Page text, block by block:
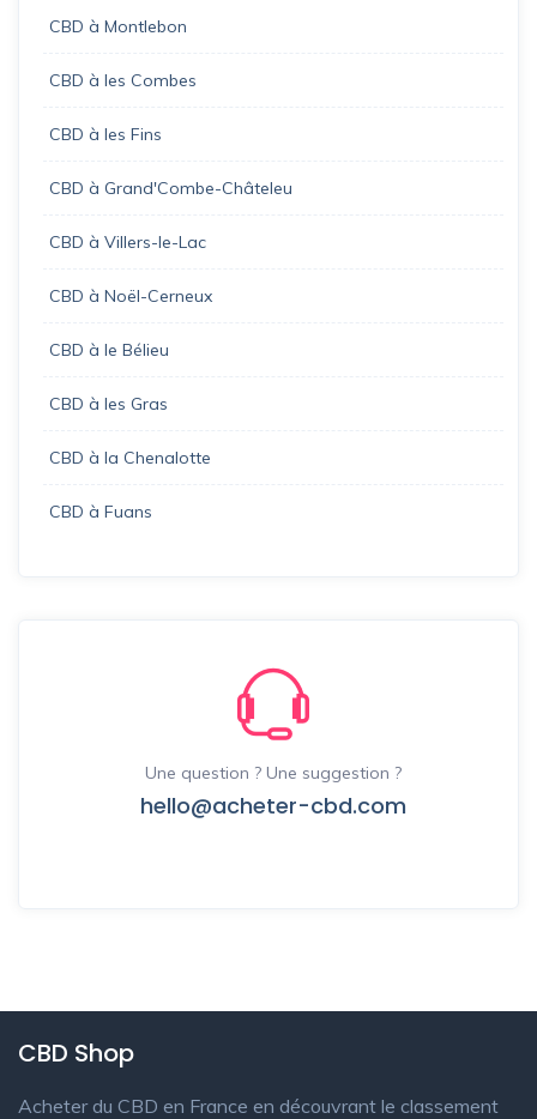
CBD à Montlebon
CBD à les Combes
CBD à les Fins
CBD à Grand'Combe-Châteleu
CBD à Villers-le-Lac
CBD à Noël-Cerneux
CBD à le Bélieu
CBD à les Gras
CBD à la Chenalotte
CBD à Fuans
Une question ? Une suggestion ?
hello@acheter-cbd.com
CBD Shop
Acheter du CBD en France en découvrant le classement